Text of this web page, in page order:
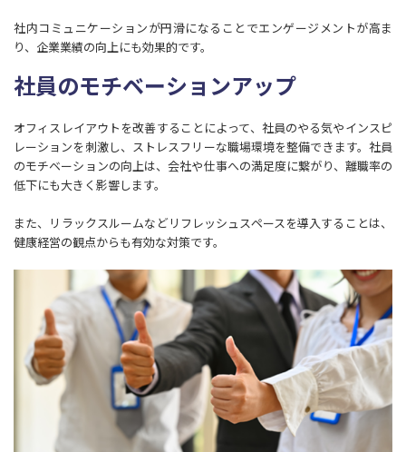
社内コミュニケーションが円滑になることでエンゲージメントが高ま
り、企業業績の向上にも効果的です。
社員のモチベーションアップ
オフィスレイアウトを改善することによって、社員のやる気やインスピ
レーションを刺激し、ストレスフリーな職場環境を整備できます。社員
のモチベーションの向上は、会社や仕事への満足度に繋がり、離職率の
低下にも大きく影響します。
また、リラックスルームなどリフレッシュスペースを導入することは、
健康経営の観点からも有効な対策です。